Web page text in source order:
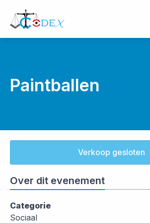
Paintballen
Verkoop gesloten
Over dit evenement
Categorie
Sociaal